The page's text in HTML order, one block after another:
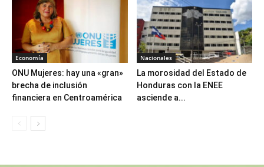
Economía
ONU Mujeres: hay una «gran»
brecha de inclusión
financiera en Centroamérica
Nacionales
La morosidad del Estado de
Honduras con la ENEE
asciende a...